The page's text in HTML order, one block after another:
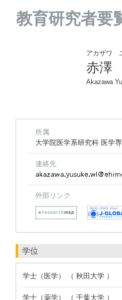
教育研究者要
アカザワ
赤澤
Akazawa
所属
大学院医学系研究科 医学
連絡先
外部リンク
学位
学士（医学） （ 秋田大学 ）
学士（薬学） （ 千葉大学 ）